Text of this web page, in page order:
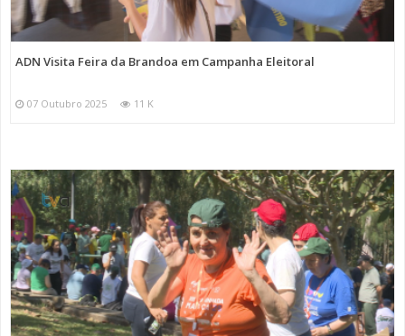
ADN Visita Feira da Brandoa em Campanha Eleitoral
07 Outubro 2025 11 K